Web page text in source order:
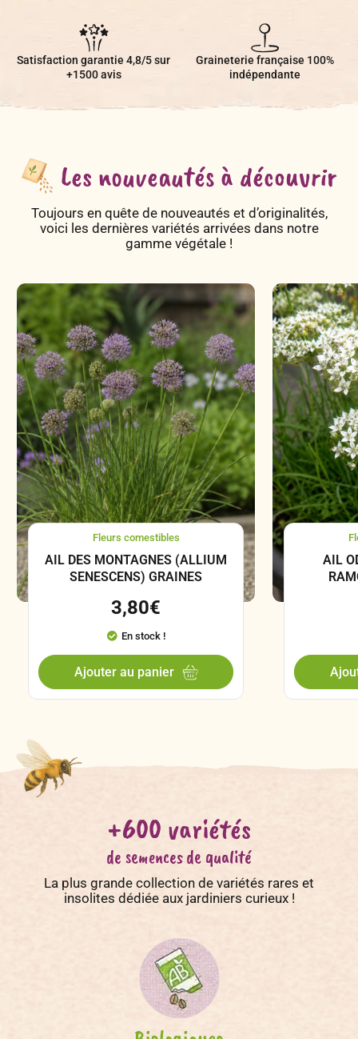
Fleurs, Prairies, Engrais verts
Faire-part à semer
Plantes & Gastronomie
Visitez notre magasin
Contactez-nous !
Découvrir nos fleurs comestibles
Satisfaction garantie 4,8/5 sur
+1500 avis
Graineterie française 100%
indépendante
Les nouveautés à découvrir
Toujours en quête de nouveautés et d’originalités,
voici les dernières variétés arrivées dans notre
gamme végétale !
Fleurs comestibles
AIL DES MONTAGNES (ALLIUM
SENESCENS) GRAINES
3,80€
En stock !
Ajouter au panier
AIL
+600 variétés
de semences de qualité
La plus grande collection de variétés rares et
insolites dédiée aux jardiniers curieux !